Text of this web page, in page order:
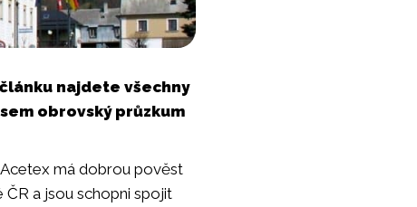
najdete všechny
obrovský průzkum
má dobrou pověst
ČR a jsou schopni spojit